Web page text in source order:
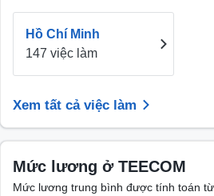
Hồ Chí Minh
147 việc làm
Xem tất cả việc làm
Mức lương ở TEECOM
Mức lương trung bình được tính toán